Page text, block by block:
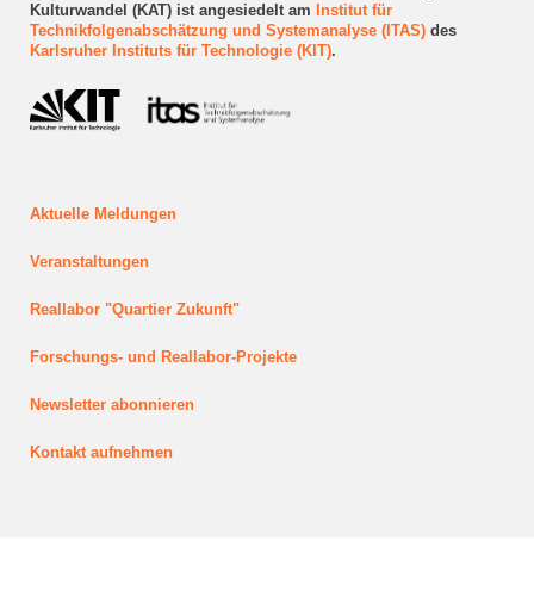
Kulturwandel (KAT) ist angesiedelt am
Institut für
Technikfolgenabschätzung und Systemanalyse (ITAS)des
Karlsruher Instituts für Technologie (KIT).
Aktuelle Meldungen
Veranstaltungen
Reallabor "Quartier Zukunft"
Forschungs- und Reallabor-Projekte
Newsletter abonnieren
Kontakt aufnehmen